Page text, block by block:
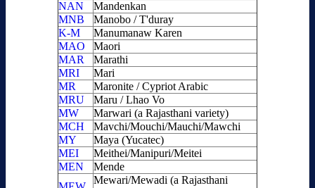
NAN
Mandenkan
MNB
Manobo / T'duray
K-M
Manumanaw Karen
MAO
Maori
MAR
Marathi
MRI
Mari
MR
Maronite / Cypriot Arabic
MRU
Maru / Lhao Vo
MW
Marwari (a Rajasthani variety)
MCH
Mavchi/Mouchi/Mauchi/Mawchi
MY
Maya (Yucatec)
MEI
Meithei/Manipuri/Meitei
MEN
Mende
Mewari/Mewadi (a Rajasthani